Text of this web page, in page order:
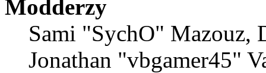
Modderzy
Sami "SychO" Mazouz,
Jonathan "vbgamer45"